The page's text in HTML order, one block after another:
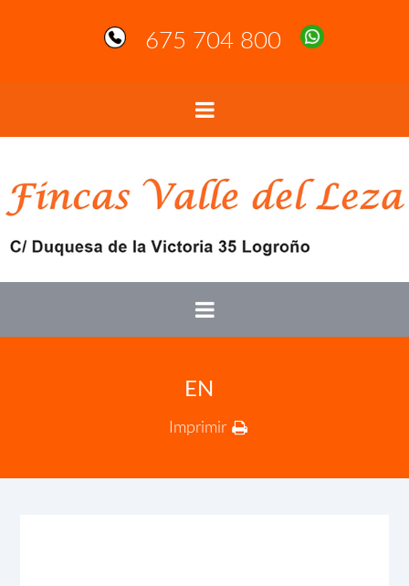
675 704 800
EN
Imprimir